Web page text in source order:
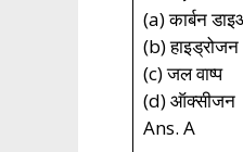
(a) कार्बन
(b) हाइड्रोजन
(c) जल वाष्प
(d) ऑक्सीजन
Ans. A